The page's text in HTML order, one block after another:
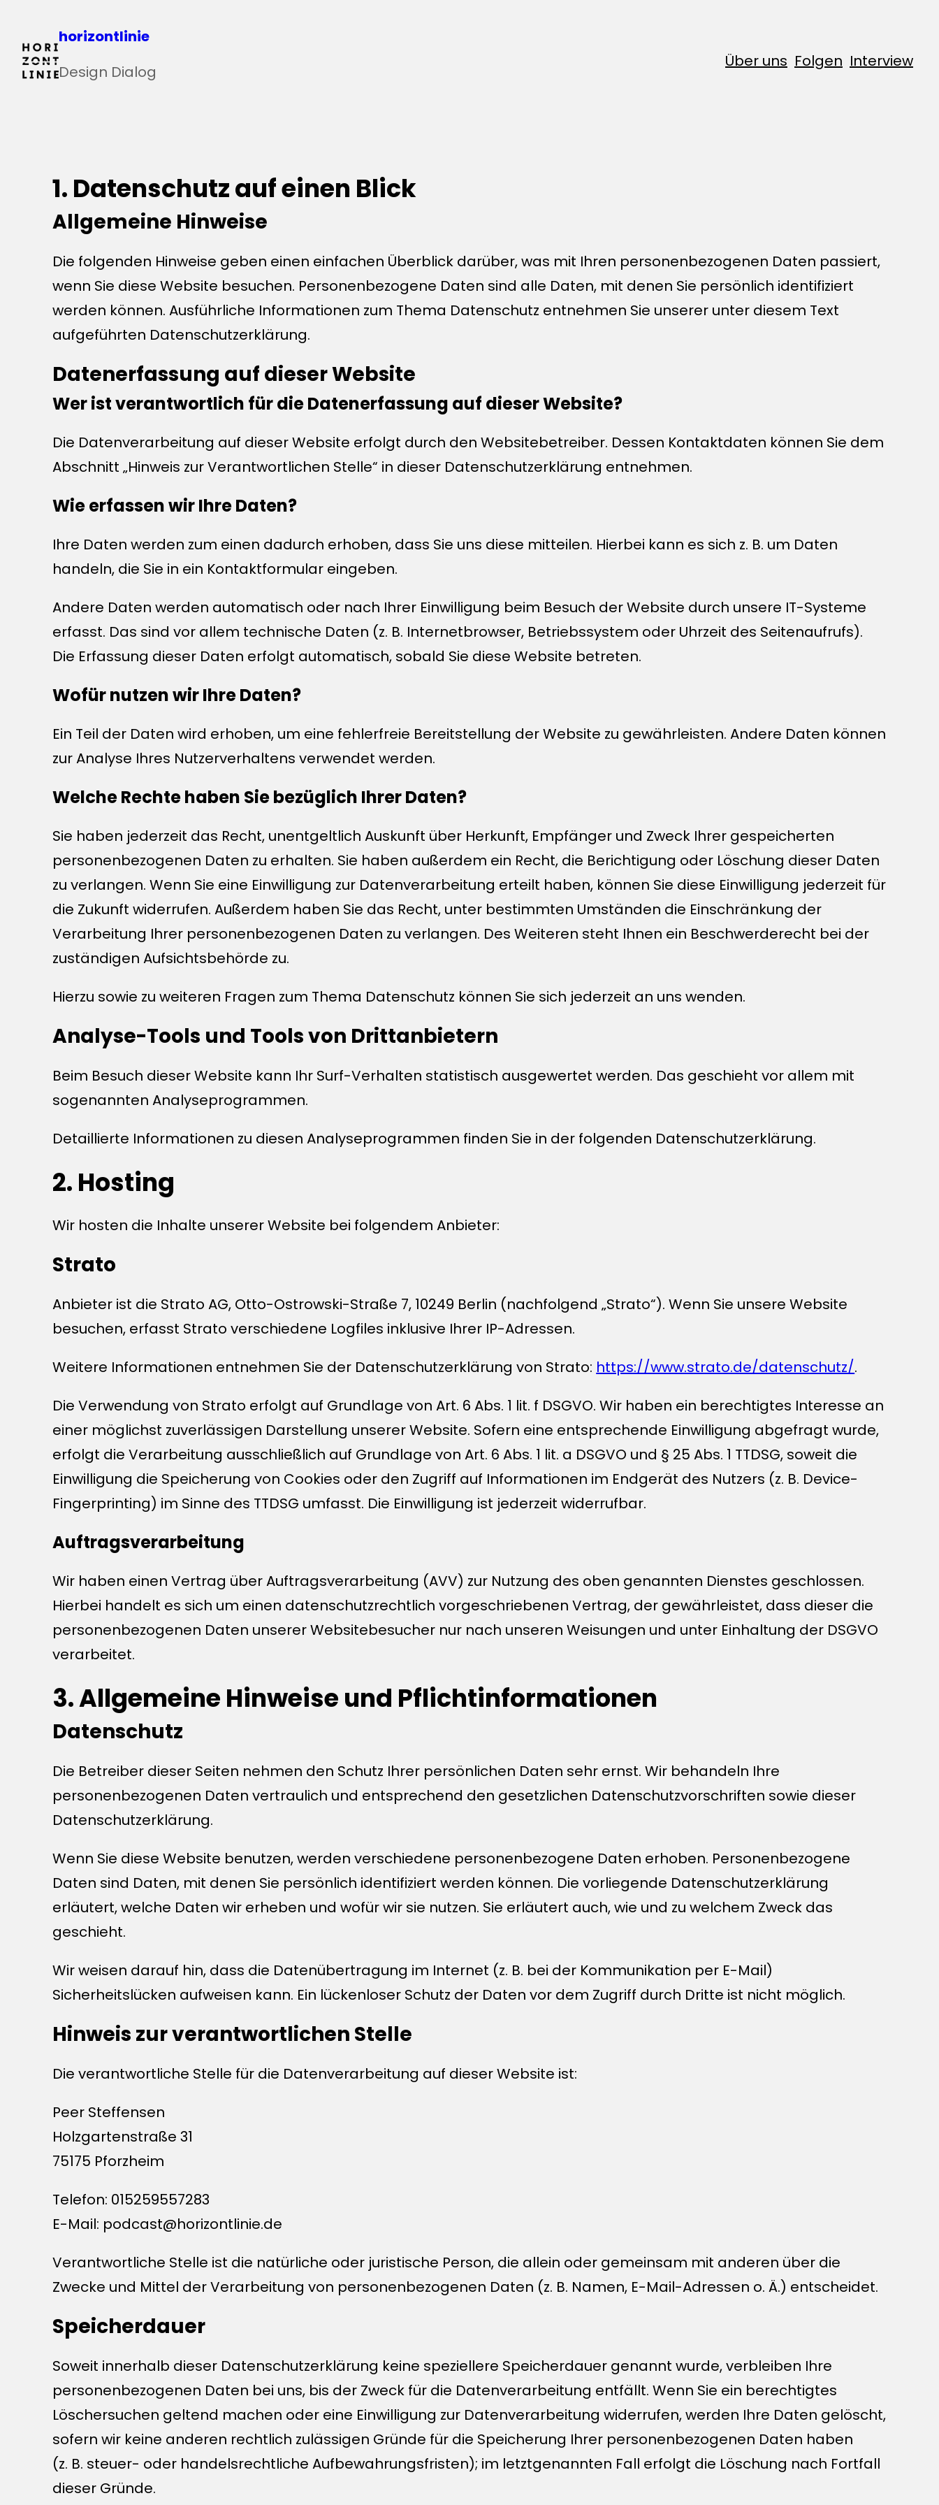
Inhalt
springen
horizontlinie
Design Dialog
Über uns Folgen Interview
1. Datenschutz auf einen Blick
Allgemeine Hinweise
Die folgenden Hinweise geben einen einfachen Überblick darüber, was mit Ihren personenbezogenen Daten passiert,
wenn Sie diese Website besuchen. Personenbezogene Daten sind alle Daten, mit denen Sie persönlich identifiziert
werden können. Ausführliche Informationen zum Thema Datenschutz entnehmen Sie unserer unter diesem Text
aufgeführten Datenschutzerklärung.
Datenerfassung auf dieser Website
Wer ist verantwortlich für die Datenerfassung auf dieser Website?
Die Datenverarbeitung auf dieser Website erfolgt durch den Websitebetreiber. Dessen Kontaktdaten können Sie dem
Abschnitt „Hinweis zur Verantwortlichen Stelle“ in dieser Datenschutzerklärung entnehmen.
Wie erfassen wir Ihre Daten?
Ihre Daten werden zum einen dadurch erhoben, dass Sie uns diese mitteilen. Hierbei kann es sich z. B. um Daten
handeln, die Sie in ein Kontaktformular eingeben.
Andere Daten werden automatisch oder nach Ihrer Einwilligung beim Besuch der Website durch unsere IT-Systeme
erfasst. Das sind vor allem technische Daten (z. B. Internetbrowser, Betriebssystem oder Uhrzeit des Seitenaufrufs).
Die Erfassung dieser Daten erfolgt automatisch, sobald Sie diese Website betreten.
Wofür nutzen wir Ihre Daten?
Ein Teil der Daten wird erhoben, um eine fehlerfreie Bereitstellung der Website zu gewährleisten. Andere Daten können
zur Analyse Ihres Nutzerverhaltens verwendet werden.
Welche Rechte haben Sie bezüglich Ihrer Daten?
Sie haben jederzeit das Recht, unentgeltlich Auskunft über Herkunft, Empfänger und Zweck Ihrer gespeicherten
personenbezogenen Daten zu erhalten. Sie haben außerdem ein Recht, die Berichtigung oder Löschung dieser Daten
zu verlangen. Wenn Sie eine Einwilligung zur Datenverarbeitung erteilt haben, können Sie diese Einwilligung jederzeit für
die Zukunft widerrufen. Außerdem haben Sie das Recht, unter bestimmten Umständen die Einschränkung der
Verarbeitung Ihrer personenbezogenen Daten zu verlangen. Des Weiteren steht Ihnen ein Beschwerderecht bei der
zuständigen Aufsichtsbehörde zu.
Hierzu sowie zu weiteren Fragen zum Thema Datenschutz können Sie sich jederzeit an uns wenden.
Analyse-Tools und Tools von Dritt­anbietern
Beim Besuch dieser Website kann Ihr Surf-Verhalten statistisch ausgewertet werden. Das geschieht vor allem mit
sogenannten Analyseprogrammen.
Detaillierte Informationen zu diesen Analyseprogrammen finden Sie in der folgenden Datenschutzerklärung.
2. Hosting
Wir hosten die Inhalte unserer Website bei folgendem Anbieter:
Strato
Anbieter ist die Strato AG, Otto-Ostrowski-Straße 7, 10249 Berlin (nachfolgend „Strato“). Wenn Sie unsere Website
besuchen, erfasst Strato verschiedene Logfiles inklusive Ihrer IP-Adressen.
Weitere Informationen entnehmen Sie der Datenschutzerklärung von Strato: https://www.strato.de/datenschutz/.
Die Verwendung von Strato erfolgt auf Grundlage von Art. 6 Abs. 1 lit. f DSGVO. Wir haben ein berechtigtes Interesse an
einer möglichst zuverlässigen Darstellung unserer Website. Sofern eine entsprechende Einwilligung abgefragt wurde,
erfolgt die Verarbeitung ausschließlich auf Grundlage von Art. 6 Abs. 1 lit. a DSGVO und § 25 Abs. 1 TTDSG, soweit die
Einwilligung die Speicherung von Cookies oder den Zugriff auf Informationen im Endgerät des Nutzers (z. B. Device-
Fingerprinting) im Sinne des TTDSG umfasst. Die Einwilligung ist jederzeit widerrufbar.
Auftragsverarbeitung
Wir haben einen Vertrag über Auftragsverarbeitung (AVV) zur Nutzung des oben genannten Dienstes geschlossen.
Hierbei handelt es sich um einen datenschutzrechtlich vorgeschriebenen Vertrag, der gewährleistet, dass dieser die
personenbezogenen Daten unserer Websitebesucher nur nach unseren Weisungen und unter Einhaltung der DSGVO
verarbeitet.
3. Allgemeine Hinweise und Pflicht­informationen
Datenschutz
Die Betreiber dieser Seiten nehmen den Schutz Ihrer persönlichen Daten sehr ernst. Wir behandeln Ihre
personenbezogenen Daten vertraulich und entsprechend den gesetzlichen Datenschutzvorschriften sowie dieser
Datenschutzerklärung.
Wenn Sie diese Website benutzen, werden verschiedene personenbezogene Daten erhoben. Personenbezogene
Daten sind Daten, mit denen Sie persönlich identifiziert werden können. Die vorliegende Datenschutzerklärung
erläutert, welche Daten wir erheben und wofür wir sie nutzen. Sie erläutert auch, wie und zu welchem Zweck das
geschieht.
Wir weisen darauf hin, dass die Datenübertragung im Internet (z. B. bei der Kommunikation per E-Mail)
Sicherheitslücken aufweisen kann. Ein lückenloser Schutz der Daten vor dem Zugriff durch Dritte ist nicht möglich.
Hinweis zur verantwortlichen Stelle
Die verantwortliche Stelle für die Datenverarbeitung auf dieser Website ist:
Peer Steffensen
Holzgartenstraße 31
75175 Pforzheim
Telefon: 015259557283
E-Mail: podcast@horizontlinie.de
Verantwortliche Stelle ist die natürliche oder juristische Person, die allein oder gemeinsam mit anderen über die
Zwecke und Mittel der Verarbeitung von personenbezogenen Daten (z. B. Namen, E-Mail-Adressen o. Ä.) entscheidet.
Speicherdauer
Soweit innerhalb dieser Datenschutzerklärung keine speziellere Speicherdauer genannt wurde, verbleiben Ihre
personenbezogenen Daten bei uns, bis der Zweck für die Datenverarbeitung entfällt. Wenn Sie ein berechtigtes
Löschersuchen geltend machen oder eine Einwilligung zur Datenverarbeitung widerrufen, werden Ihre Daten gelöscht,
sofern wir keine anderen rechtlich zulässigen Gründe für die Speicherung Ihrer personenbezogenen Daten haben
(z. B. steuer- oder handelsrechtliche Aufbewahrungsfristen); im letztgenannten Fall erfolgt die Löschung nach Fortfall
dieser Gründe.